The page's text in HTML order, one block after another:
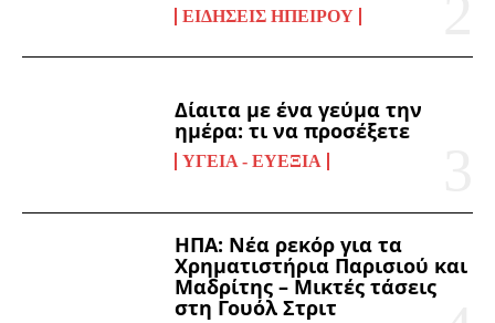
ΕΙΔΉΣΕΙΣ ΗΠΕΊΡΟΥ
Δίαιτα με ένα γεύμα την
ημέρα: τι να προσέξετε
ΥΓΕΊΑ - ΕΥΕΞΊΑ
ΗΠΑ: Νέα ρεκόρ για τα
Χρηματιστήρια Παρισιού και
Μαδρίτης – Μικτές τάσεις
στη Γουόλ Στριτ